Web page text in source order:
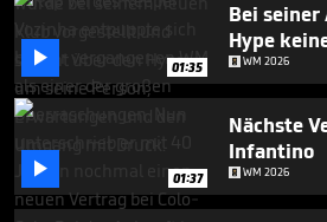
 01:35
Bei
Hype
WM 2026
 01:37
Nächste
Infantino
WM 2026